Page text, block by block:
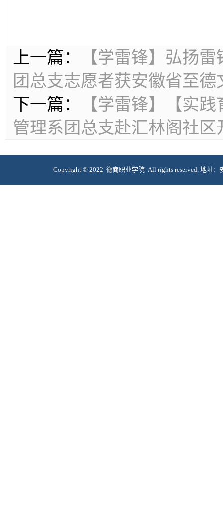
上一篇：
【学雷锋】弘扬
团总支志愿者获安徽省至
下一篇：
【学雷锋】【实
管理系团总支赴汇林阁社
Copyright © 2022 徽商职业学院 All rights reserved. 地址